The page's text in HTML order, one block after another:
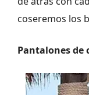
coseremos los
Pantalones de